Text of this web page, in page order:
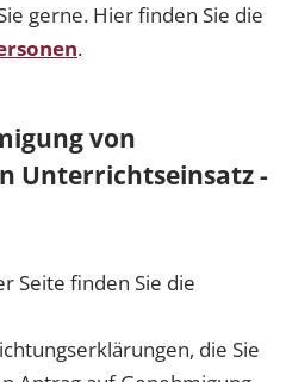
gerne. Hier finden Sie die
.
von
Unterrichtseinsatz -
Seite finden Sie die
die Sie